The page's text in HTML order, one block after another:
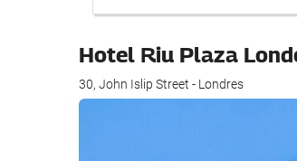
Hotel Riu Plaza
30, John Islip Street - Londres